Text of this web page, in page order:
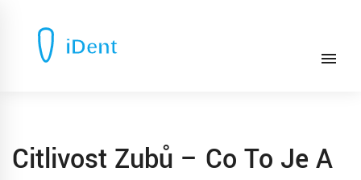
Citlivost Zubů – Co To Je A